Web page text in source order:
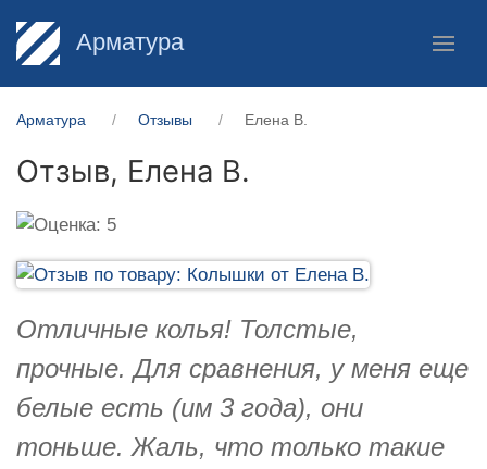
Арматура
Арматура Отзывы Елена В.
Отзыв, Елена В.
Отличные колья! Толстые,
прочные. Для сравнения, у меня еще
белые есть (им 3 года), они
тоньше. Жаль, что только такие